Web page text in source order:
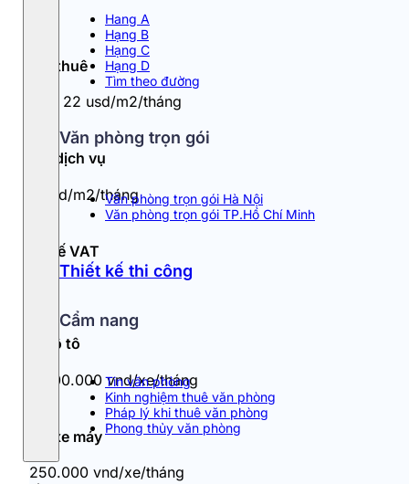
Hang A
Hạng B
Hạng C
Hạng D
Tìm theo đường
Văn phòng trọn gói
Văn phòng trọn gói Hà Nội
Văn phòng trọn gói TP.Hồ Chí Minh
Thiết kế thi công
Cẩm nang
Tin văn phòng
Kinh nghiệm thuê văn phòng
Pháp lý khi thuê văn phòng
Phong thủy văn phòng
Giá thuê
20 - 22 usd/m2/tháng
Phí dịch vụ
3 usd/m2/tháng
Thuế VAT
Đỗ ô tô
2.500.000 vnd/xe/tháng
Đỗ xe máy
250.000 vnd/xe/tháng